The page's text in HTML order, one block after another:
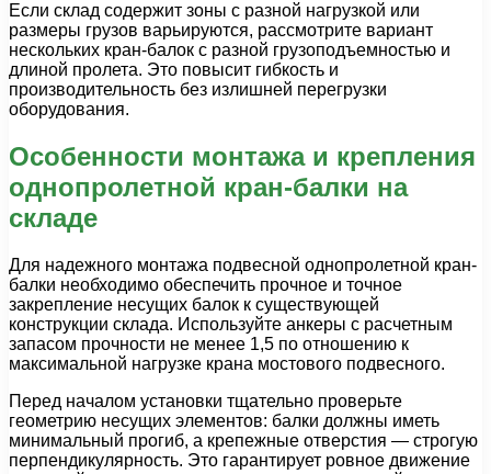
Если склад содержит зоны с разной нагрузкой или
размеры грузов варьируются, рассмотрите вариант
нескольких кран-балок с разной грузоподъемностью и
длиной пролета. Это повысит гибкость и
производительность без излишней перегрузки
оборудования.
Особенности монтажа и крепления
однопролетной кран-балки на
складе
Для надежного монтажа подвесной однопролетной кран-
балки необходимо обеспечить прочное и точное
закрепление несущих балок к существующей
конструкции склада. Используйте анкеры с расчетным
запасом прочности не менее 1,5 по отношению к
максимальной нагрузке крана мостового подвесного.
Перед началом установки тщательно проверьте
геометрию несущих элементов: балки должны иметь
минимальный прогиб, а крепежные отверстия — строгую
перпендикулярность. Это гарантирует ровное движение